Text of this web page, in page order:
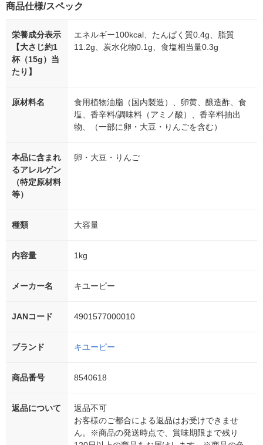
商品仕様/スペック
栄養成分表示
【大さじ約1
杯（15g）当
たり】
エネルギー100kcal、たんぱく質0.4g、脂質
11.2g、炭水化物0.1g、食塩相当量0.3g
原材料名
食用植物油脂（国内製造）、卵黄、醸造酢、食
塩、香辛料/調味料（アミノ酸）、香辛料抽出
物、（一部に卵・大豆・りんごを含む）
本品に含まれ
るアレルゲン
（特定原材料
等）
卵・大豆・りんご
種類 大容量
内容量 1kg
メーカー名 キユーピー
JANコード 4901577000010
ブランド キユーピー
商品番号 8540618
返品について
返品不可
お客様のご都合による返品はお受けできませ
ん。※商品の発送時点で、賞味期限まで残り